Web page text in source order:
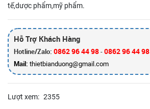
tế,dược phẩm,mỹ phẩm.
Hỗ Trợ Khách Hàng
Hotline/Zalo: 0862 96 44 98 - 0862 96 44 98
Mail: thietbianduong@gmail.com
Lượt xem: 2355